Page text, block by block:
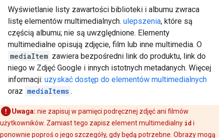
Wyświetlanie listy zawartości biblioteki i albumu zwraca
listę elementów multimedialnych. ulepszenia, które są
częścią albumu; nie są uwzględnione. Elementy
multimedialne opisują zdjęcie, film lub inne multimedia. O
mediaItem zawiera bezpośredni link do produktu, link do
niego w Zdjęć Google i innych istotnych metadanych. Więcej
informacji: uzyskać dostęp do elementów multimedialnych
oraz mediaItems .
Uwaga: nie zapisuj w pamięci podręcznej zdjęć ani filmów
użytkowników. Zamiast tego zapisz element multimedialny id i
ponownie poproś o jego szczegóły, gdy będą potrzebne. Obrazy mogą